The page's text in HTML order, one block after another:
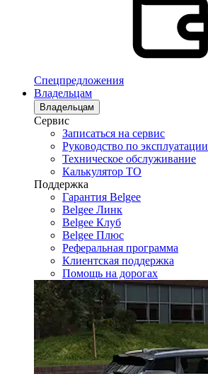
Спецпредложения
Владельцам
Владельцам
Сервис
Записаться на сервис
Руководство по эксплуатации
Техническое обслуживание
Калькулятор ТО
Поддержка
Гарантия Belgee
Belgee Линк
Belgee Клуб
Belgee Плюс
Реферальная программа
Клиентская поддержка
Помощь на дорогах